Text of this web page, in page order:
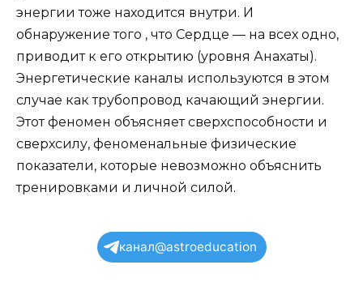
энергии тоже находится внутри. И
обнаружение того , что Сердце — на всех одно,
приводит к его открытию (уровня Анахаты).
Энергетические каналы используются в этом
случае как трубопровод качающий энергии.
Этот феномен объясняет сверхспособности и
сверхсилу, феноменальные физические
показатели, которые невозможно объяснить
тренировками и личной силой.
канал@astroeducation